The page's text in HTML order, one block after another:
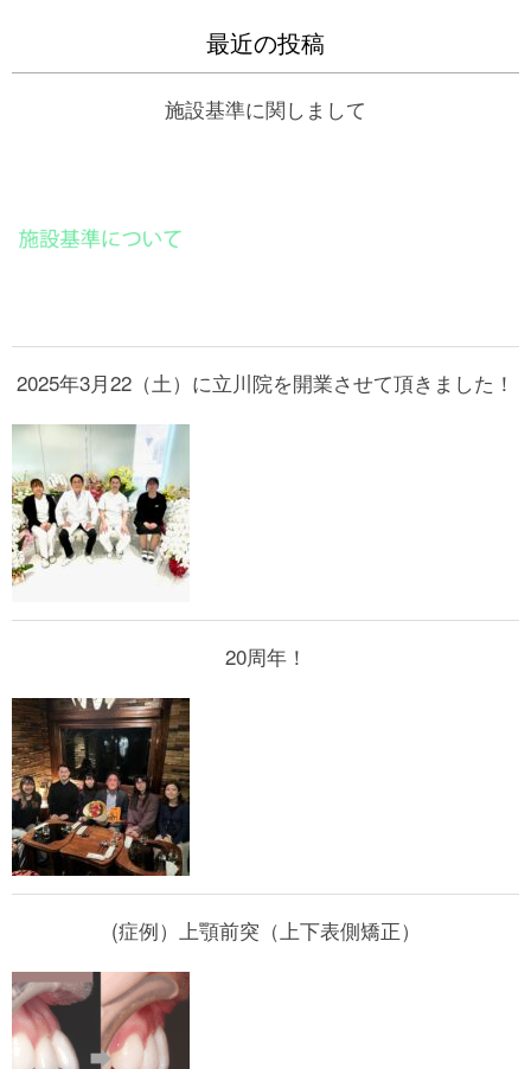
最近の投稿
施設基準に関しまして
2025年3月22（土）に立川院を開業させて頂きました！
20周年！
(症例）上顎前突（上下表側矯正）